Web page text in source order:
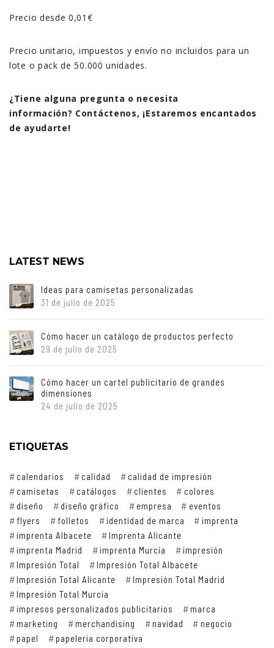
Precio desde 0,01€
Precio unitario, impuestos y envío no incluidos para un
lote o pack de 50.000 unidades.
¿Tiene alguna pregunta o necesita
información? Contáctenos, ¡Estaremos encantados
de ayudarte!
LATEST NEWS
Ideas para camisetas personalizadas
31 de julio de 2025
Cómo hacer un catálogo de productos perfecto
29 de julio de 2025
Cómo hacer un cartel publicitario de grandes
dimensiones
24 de julio de 2025
ETIQUETAS
calendarios calidad
calidad de impresión
camisetas
catálogos clientes
colores
diseño
diseño gráfico empresa
eventos
flyers
folletos identidad de marca
imprenta
imprenta Albacete
Imprenta Alicante
imprenta Madrid
imprenta Murcia
impresión
Impresión Total
Impresión Total Albacete
Impresión Total Alicante
Impresión Total Madrid
Impresión Total Murcia
impresos personalizados publicitarios
marca
marketing
merchandising navidad
negocio
papel
papelería corporativa